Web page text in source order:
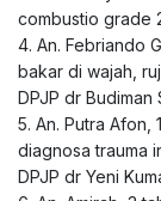
combustio grade
4. An. Febriando
bakar di wajah,
DPJP dr Budiman
5. An. Putra Afon,
diagnosa trauma
DPJP dr Yeni